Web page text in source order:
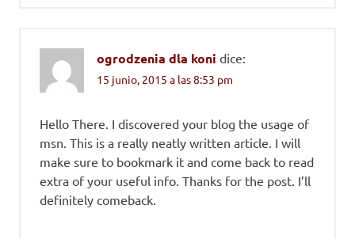
ogrodzenia dla koni dice:
15 junio, 2015 a las 8:53 pm
Hello There. I discovered your blog the usage of
msn. This is a really neatly written article. I will
make sure to bookmark it and come back to read
extra of your useful info. Thanks for the post. I’ll
definitely comeback.